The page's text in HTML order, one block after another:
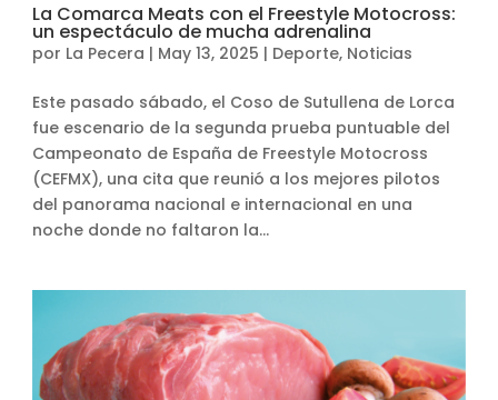
La Comarca Meats con el Freestyle Motocross:
un espectáculo de mucha adrenalina
por La Pecera | May 13, 2025 | Deporte, Noticias
Este pasado sábado, el Coso de Sutullena de Lorca
fue escenario de la segunda prueba puntuable del
Campeonato de España de Freestyle Motocross
(CEFMX), una cita que reunió a los mejores pilotos
del panorama nacional e internacional en una
noche donde no faltaron la...